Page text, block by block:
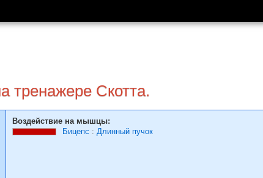
тренажере Скотта.
Воздействие на мышцы:
Бицепс : Длинный пучок